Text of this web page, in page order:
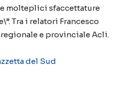
molteplici sfaccettature
Tra i relatori Francesco
e provinciale Acli.
del Sud